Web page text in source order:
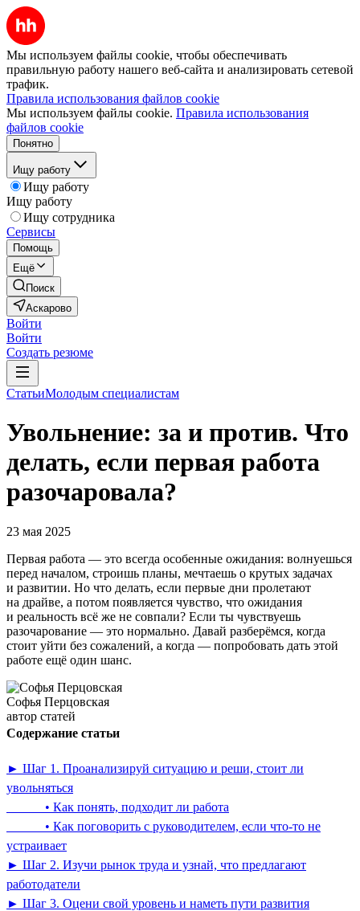
Мы используем файлы cookie, чтобы обеспечивать
правильную работу нашего веб-сайта и анализировать сетевой
трафик.
Правила использования файлов cookie
Мы используем файлы cookie. Правила использования
файлов cookie
Понятно
Ищу работу
Ищу работу
Ищу работу
Ищу сотрудника
Сервисы
Помощь
Ещё
Поиск
Аскарово
Войти
Войти
Создать резюме
СтатьиМолодым специалистам
Увольнение: за и против. Что
делать, если первая работа
разочаровала?
23 мая 2025
Первая работа — это всегда особенные ожидания: волнуешься
перед началом, строишь планы, мечтаешь о крутых задачах
и развитии. Но что делать, если первые дни пролетают
на драйве, а потом появляется чувство, что ожидания
и реальность всё же не совпали? Если ты чувствуешь
разочарование — это нормально. Давай разберёмся, когда
стоит уйти без сожалений, а когда — попробовать дать этой
работе ещё один шанс.
Софья Перцовская
автор статей
Содержание статьи
► Шаг 1. Проанализируй ситуацию и реши, стоит ли
увольняться
• Как понять, подходит ли работа
• Как поговорить с руководителем, если что-то не
устраивает
► Шаг 2. Изучи рынок труда и узнай, что предлагают
работодатели
► Шаг 3. Оцени свой уровень и наметь пути развития